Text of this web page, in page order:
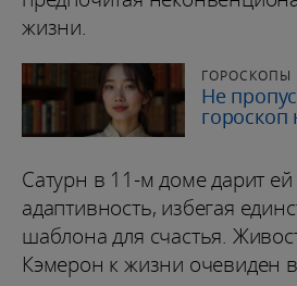
жизни.
ГОРОСКОПЫ
Не
гороскоп
Сатурн в 11-м доме дарит
адаптивность, избегая
шаблона для счастья.
Кэмерон к жизни очевиден